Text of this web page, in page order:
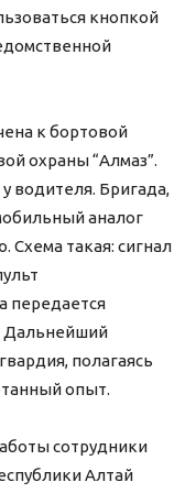
кнопкой
к бортовой
охраны “Алмаз”.
водителя. Бригада,
аналог
Схема такая: сигнал
передается
Дальнейший
полагаясь
опыт.
сотрудники
Алтай